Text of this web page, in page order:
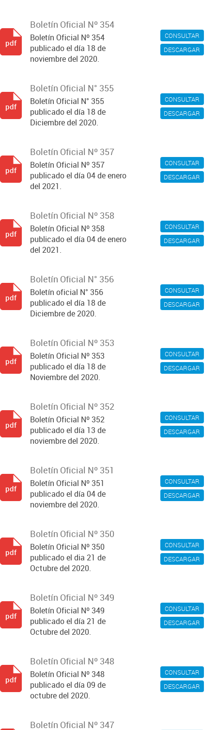
CONSULTAR
DESCARGAR
Boletín Oficial Nº 354
Boletín Oficial Nº 354
publicado el día 18 de
noviembre del 2020.
pdf
CONSULTAR
DESCARGAR
Boletín Oficial N° 355
Boletín Oficial N° 355
publicado el día 18 de
Diciembre del 2020.
pdf
CONSULTAR
DESCARGAR
Boletín Oficial Nº 357
Boletín Oficial Nº 357
publicado el día 04 de enero
del 2021.
pdf
CONSULTAR
DESCARGAR
Boletín Oficial Nº 358
Boletín Oficial Nº 358
publicado el día 04 de enero
del 2021.
pdf
CONSULTAR
DESCARGAR
Boletín Oficial N° 356
Boletín oficial N° 356
publicado el día 18 de
Diciembre de 2020.
pdf
CONSULTAR
DESCARGAR
Boletín Oficial Nº 353
Boletín Oficial Nº 353
publicado el día 18 de
Noviembre del 2020.
pdf
CONSULTAR
DESCARGAR
Boletín Oficial Nº 352
Boletín Oficial Nº 352
publicado el día 13 de
noviembre del 2020.
pdf
CONSULTAR
DESCARGAR
Boletín Oficial Nº 351
Boletín Oficial Nº 351
publicado el día 04 de
noviembre del 2020.
pdf
CONSULTAR
DESCARGAR
Boletín Oficial Nº 350
Boletín Oficial Nº 350
publicado el dia 21 de
Octubre del 2020.
pdf
CONSULTAR
DESCARGAR
Boletín Oficial Nº 349
Boletín Oficial Nº 349
publicado el día 21 de
Octubre del 2020.
pdf
CONSULTAR
DESCARGAR
Boletín Oficial Nº 348
Boletín Oficial Nº 348
publicado el día 09 de
octubre del 2020.
pdf
Boletín Oficial Nº 347